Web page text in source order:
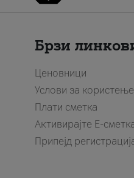
Брзи
Ценовници
Услови за користење
Плати сметка
Активирајте Е-
Припејд